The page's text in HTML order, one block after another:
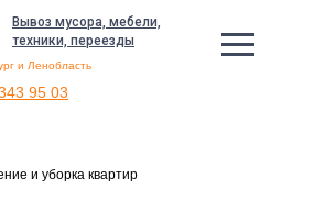
Вывоз мусора, мебели,
техники, переезды
и Ленобласть
95 03
и уборка квартир